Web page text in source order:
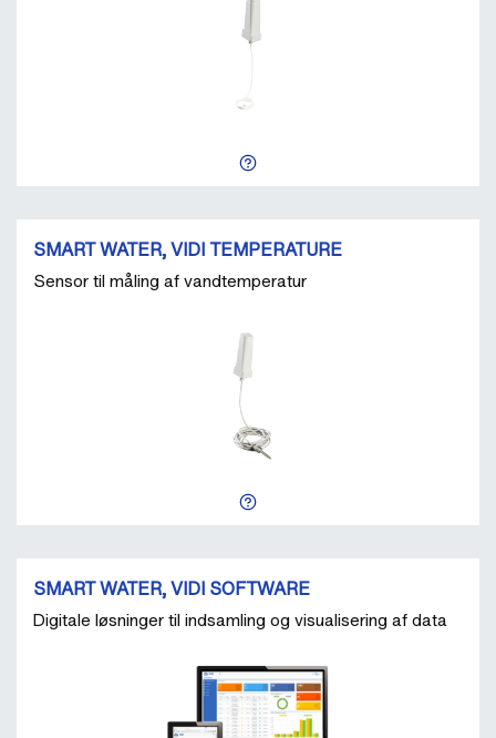
SMART WATER, VIDI TEMPERATURE
Sensor til måling af vandtemperatur
SMART WATER, VIDI SOFTWARE
Digitale løsninger til indsamling og visualisering af data